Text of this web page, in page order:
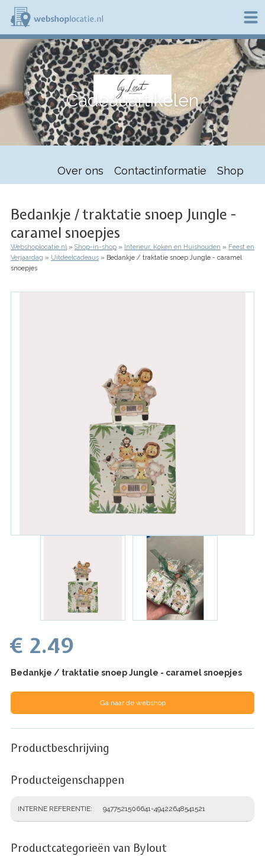
Overslaan
naar
de
h
o
p
Cadeauartikelen
Over ons Contactinformatie Shop
Bedankje / traktatie snoep Jungle -
caramel snoepjes
Kruimelpad
Webshoplocatie.nl Shop-in-shop Interieur, Koken en Huishouden
Feest en
Verjaardag
Uitdeelcadeaus
Bedankje / traktatie snoep Jungle - caramel
snoepjes
€ 2.49
Bedankje / traktatie snoep Jungle - caramel snoepjes
Ga naar de webshop
Productbeschrijving
Producteigenschappen
INTERNE REFERENTIE 9477521506641-49422648541521
Productcategorieën van Bylout